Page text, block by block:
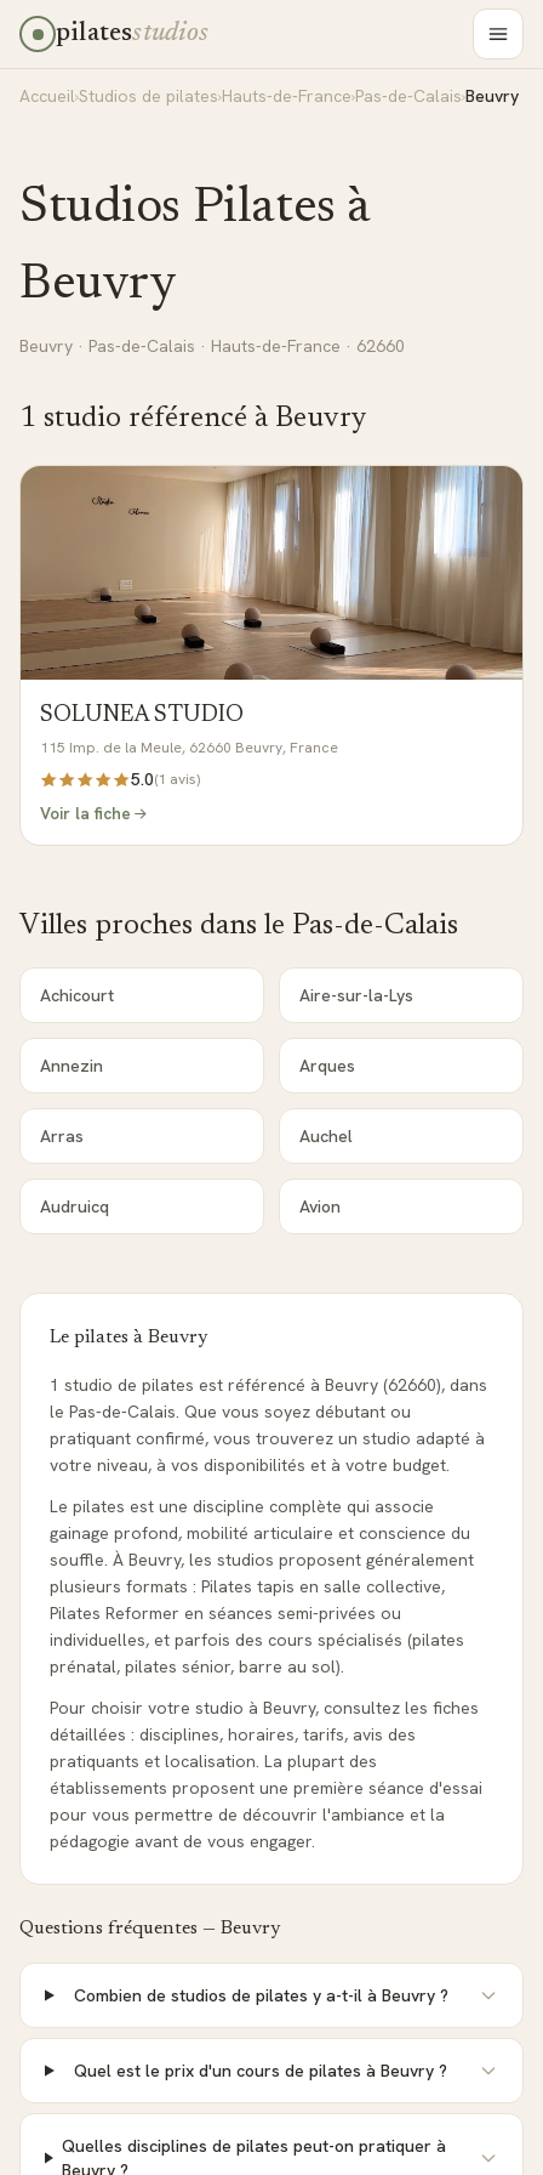
pilatesstudios
Accueil›Studios de pilates›Hauts-de-France›Pas-de-Calais›Beuvry
Studios Pilates à
Beuvry
Beuvry · Pas-de-Calais · Hauts-de-France · 62660
1 studio référencé à Beuvry
SOLUNEA STUDIO
115 Imp. de la Meule, 62660 Beuvry, France
5.0(1 avis)
Voir la fiche
Villes proches dans le Pas-de-Calais
Achicourt Aire-sur-la-Lys
Annezin Arques
Arras Auchel
Audruicq Avion
Le pilates à Beuvry
1 studio de pilates est référencé à Beuvry (62660), dans
le Pas-de-Calais. Que vous soyez débutant ou
pratiquant confirmé, vous trouverez un studio adapté à
votre niveau, à vos disponibilités et à votre budget.
Le pilates est une discipline complète qui associe
gainage profond, mobilité articulaire et conscience du
souffle. À Beuvry, les studios proposent généralement
plusieurs formats : Pilates tapis en salle collective,
Pilates Reformer en séances semi-privées ou
individuelles, et parfois des cours spécialisés (pilates
prénatal, pilates sénior, barre au sol).
Pour choisir votre studio à Beuvry, consultez les fiches
détaillées : disciplines, horaires, tarifs, avis des
pratiquants et localisation. La plupart des
établissements proposent une première séance d'essai
pour vous permettre de découvrir l'ambiance et la
pédagogie avant de vous engager.
Questions fréquentes — Beuvry
Combien de studios de pilates y a-t-il à Beuvry ?
Quel est le prix d'un cours de pilates à Beuvry ?
Quelles disciplines de pilates peut-on pratiquer à
Beuvry ?